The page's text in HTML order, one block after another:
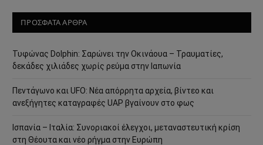
ΠΡΟΣΦΑΤΑ ΑΡΘΡΑ
Τυφώνας Dolphin: Σαρώνει την Οκινάουα – Τραυματίες,
δεκάδες χιλιάδες χωρίς ρεύμα στην Ιαπωνία
Πεντάγωνο και UFO: Νέα απόρρητα αρχεία, βίντεο και
ανεξήγητες καταγραφές UAP βγαίνουν στο φως
Ισπανία – Ιταλία: Συνοριακοί έλεγχοι, μεταναστευτική κρίση
στη Θέουτα και νέο ρήγμα στην Ευρώπη